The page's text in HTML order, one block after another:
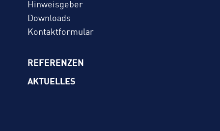
REFERENZEN
AKTUELLES
Hinweisgeber
Downloads
Kontaktformular